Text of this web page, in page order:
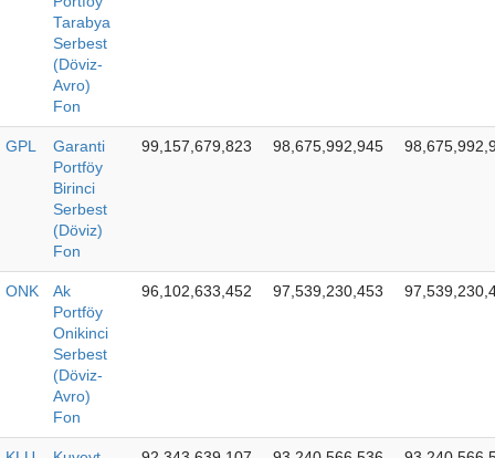
Tarabya
Serbest
(Döviz-
Avro)
Fon
GPL
Garanti
Portföy
Birinci
Serbest
(Döviz)
Fon
99,157,679,823 98,675,992,945
ONK
Ak
Portföy
Onikinci
Serbest
(Döviz-
Avro)
Fon
96,102,633,452 97,539,230,453